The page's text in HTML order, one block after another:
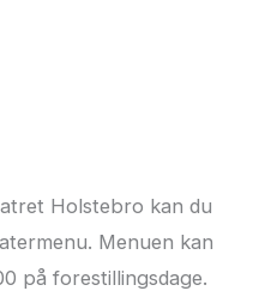
Holstebro kan du
Menuen kan
på forestillingsdage.